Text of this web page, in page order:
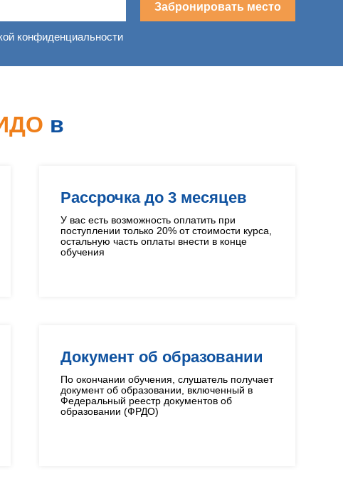
Забронировать место
конфиденциальности
в
Рассрочка до 3 месяцев
У вас есть возможность оплатить при
поступлении только 20% от стоимости курса,
остальную часть оплаты внести в конце
обучения
Документ об образовании
По окончании обучения, слушатель получает
документ об образовании, включенный в
Федеральный реестр документов об
образовании (ФРДО)